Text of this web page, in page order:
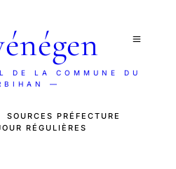
DE LA COMMUNE DU
—
SOURCES PRÉFECTURE
RÉGULIÈRES